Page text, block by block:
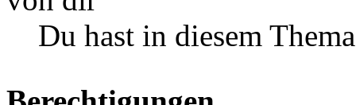
Du hast in diesem